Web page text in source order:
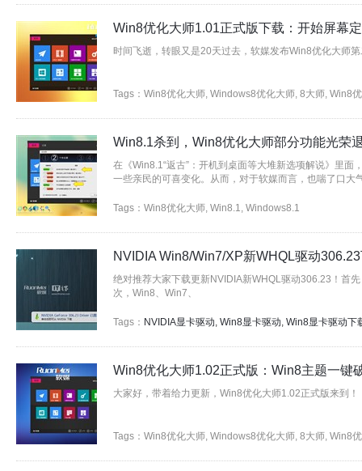
Win8优化大师1.01正式版下载：开始屏幕
时间飞逝，转眼又是20天过去， 软媒发布Win8优化大师
Tags： Win8优化大师, Windows8优化大师, 8大师, Win8
Win8.1杀到，Win8优化大师部分功能光荣
在《Win8.1“返古”：开机到桌面等大堆新选项解说》里面
一些亲民的可喜变化。从而，对于软媒而言，也喘了口大
Tags： Win8优化大师, Win8.1, Windows8.1
NVIDIA Win8/Win7/XP新WHQL驱动
绝对推荐大家下载更新NVIDIA新WHQL驱动306.23！首
次， Win8、 Win7、
Tags： NVIDIA显卡驱动, Win8显卡驱动, Win8显卡驱动下
Win8优化大师1.02正式版：Win8主题一键
大家好，带着给力更新， Win8优化大师1.02正式版来到！
Tags： Win8优化大师, Windows8优化大师, 8大师, Win8